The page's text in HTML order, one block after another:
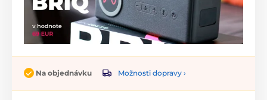
Na objednávku Možnosti dopravy ›